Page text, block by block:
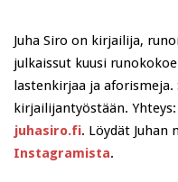
Juha Siro on kirjailija,
julkaissut kuusi
lastenkirjaa ja
kirjailijantyöstään.
juhasiro.fi. Löydät Juhan
Instagramista.